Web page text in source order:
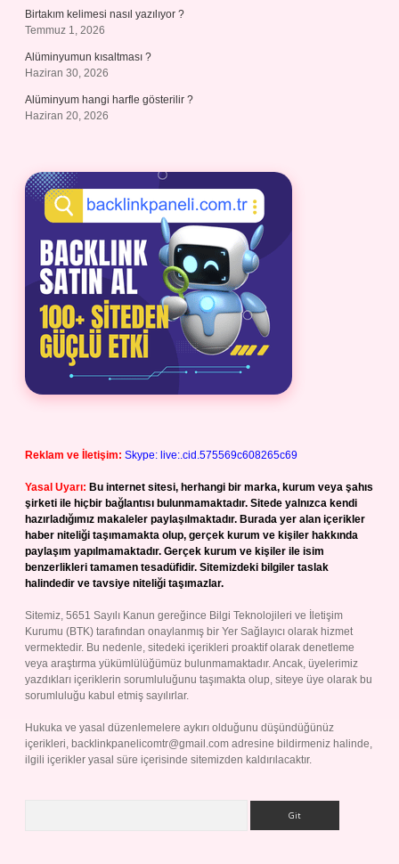
Birtakım kelimesi nasıl yazılıyor ?
Temmuz 1, 2026
Alüminyumun kısaltması ?
Haziran 30, 2026
Alüminyum hangi harfle gösterilir ?
Haziran 20, 2026
Reklam ve İletişim: Skype: live:.cid.575569c608265c69
Yasal Uyarı: Bu internet sitesi, herhangi bir marka, kurum veya şahıs
şirketi ile hiçbir bağlantısı bulunmamaktadır. Sitede yalnızca kendi
hazırladığımız makaleler paylaşılmaktadır. Burada yer alan içerikler
haber niteliği taşımamakta olup, gerçek kurum ve kişiler hakkında
paylaşım yapılmamaktadır. Gerçek kurum ve kişiler ile isim
benzerlikleri tamamen tesadüfidir. Sitemizdeki bilgiler taslak
halindedir ve tavsiye niteliği taşımazlar.
Sitemiz, 5651 Sayılı Kanun gereğince Bilgi Teknolojileri ve İletişim
Kurumu (BTK) tarafından onaylanmış bir Yer Sağlayıcı olarak hizmet
vermektedir. Bu nedenle, sitedeki içerikleri proaktif olarak denetleme
veya araştırma yükümlülüğümüz bulunmamaktadır. Ancak, üyelerimiz
yazdıkları içeriklerin sorumluluğunu taşımakta olup, siteye üye olarak bu
sorumluluğu kabul etmiş sayılırlar.
Hukuka ve yasal düzenlemelere aykırı olduğunu düşündüğünüz
içerikleri, backlinkpanelicomtr@gmail.com adresine bildirmeniz halinde,
ilgili içerikler yasal süre içerisinde sitemizden kaldırılacaktır.